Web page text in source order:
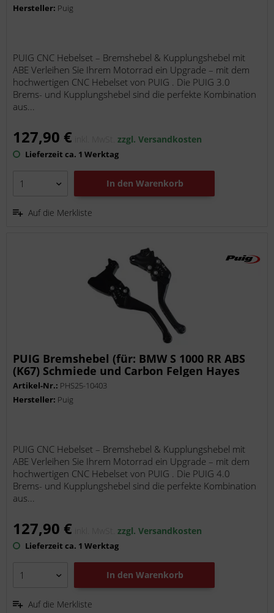
Hersteller: Puig
PUIG CNC Hebelset – Bremshebel & Kupplungshebel mit
ABE Verleihen Sie Ihrem Motorrad ein Upgrade – mit dem
hochwertigen CNC Hebelset von PUIG . Die PUIG 3.0
Brems- und Kupplungshebel sind die perfekte Kombination
aus...
127,90 € inkl. MwSt.zzgl. Versandkosten
Lieferzeit ca. 1 Werktag
In den Warenkorb
Auf die Merkliste
PUIG Bremshebel (für: BMW S 1000 RR ABS
(K67) Schmiede und Carbon Felgen Hayes
Bremszange K67 )
Artikel-Nr.: PHS25-10403
Hersteller: Puig
PUIG CNC Hebelset – Bremshebel & Kupplungshebel mit
ABE Verleihen Sie Ihrem Motorrad ein Upgrade – mit dem
hochwertigen CNC Hebelset von PUIG . Die PUIG 4.0
Brems- und Kupplungshebel sind die perfekte Kombination
aus...
127,90 € inkl. MwSt.zzgl. Versandkosten
Lieferzeit ca. 1 Werktag
In den Warenkorb
Auf die Merkliste